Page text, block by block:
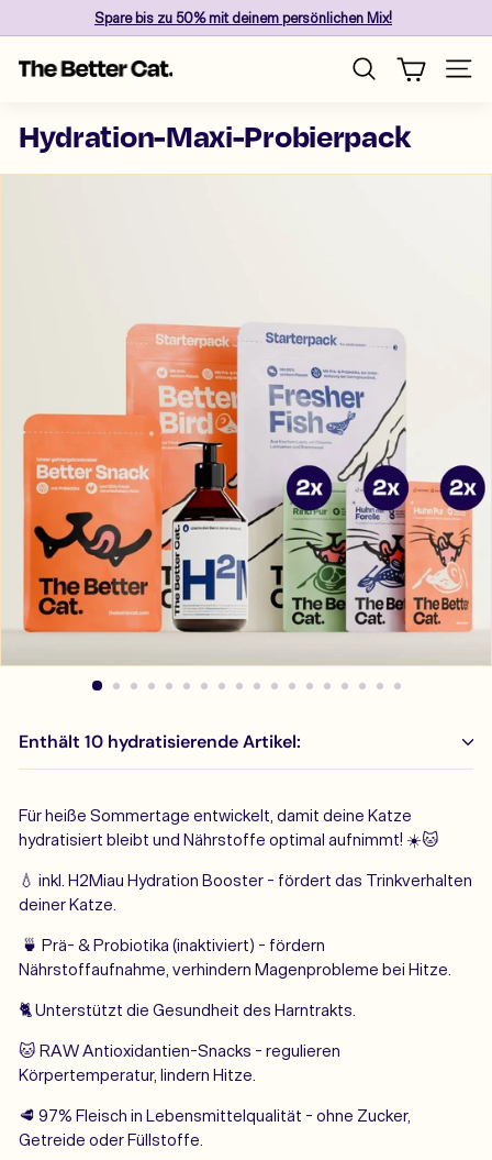
zum
Inhalt
Pause
Sparebis zu 50%mit deinem persönlichen Mix!
T
e
B
e
Suche
Hydration-Maxi-Probierpack
Enthält 10 hydratisierende Artikel:
Für heiße Sommertage entwickelt, damit deine Katze
hydratisiert bleibt und Nährstoffe optimal aufnimmt! ☀️🐱
💧 inkl. H2Miau Hydration Booster - fördert das Trinkverhalten
deiner Katze.
🍵 Prä- & Probiotika (inaktiviert) - fördern
Nährstoffaufnahme, verhindern Magenprobleme bei Hitze.
🐈 Unterstützt die Gesundheit des Harntrakts.
🐱 RAW Antioxidantien-Snacks - regulieren
Körpertemperatur, lindern Hitze.
🥩 97% Fleisch in Lebensmittelqualität - ohne Zucker,
Getreide oder Füllstoffe.